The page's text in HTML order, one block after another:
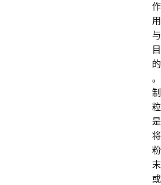
作
用
与
目
的
。
制
粒
是
将
粉
末
或